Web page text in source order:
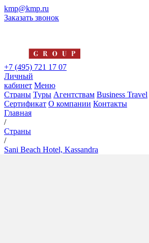
kmp@kmp.ru
Заказать звонок
+7 (495) 721 17 07
Личный
кабинет Меню
Страны Туры Агентствам Business Travel
Сертификат О компании Контакты
Главная
/
Страны
/
Sani Beach Hotel, Kassandra